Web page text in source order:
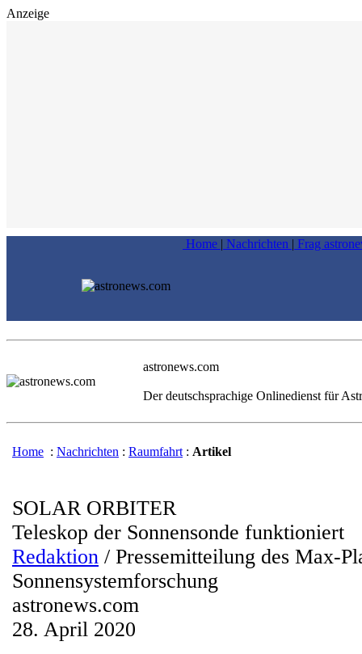
Anzeige
Home | Nachrichten | Frag
astronews.com
Der deutschsprachige Onlinedienst für
Home : Nachrichten : Raumfahrt : Artikel
SOLAR ORBITER
Teleskop der Sonnensonde funktioniert
Redaktion / Pressemitteilung des Max-
Sonnensystemforschung
astronews.com
28. April 2020